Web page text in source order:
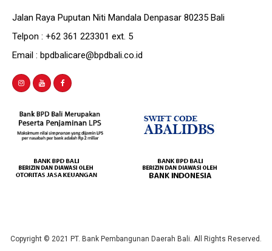
Jalan Raya Puputan Niti Mandala Denpasar 80235 Bali
Telpon : +62 361 223301 ext. 5
Email : bpdbalicare@bpdbali.co.id
Copyright © 2021 PT. Bank Pembangunan Daerah Bali. All Rights Reserved.